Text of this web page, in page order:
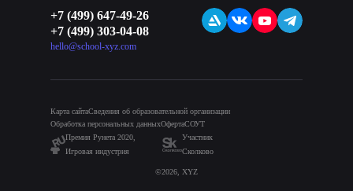
+7 (499) 647-49-26
+7 (499) 303-04-08
hello@school-xyz.com
©2026, XYZ
Премия Рунета 2020,
Игровая индустрия
Участник
Сколково
Карта сайтаСведения об образовательной организации
Обработка персональных данныхОфертаСОУТ